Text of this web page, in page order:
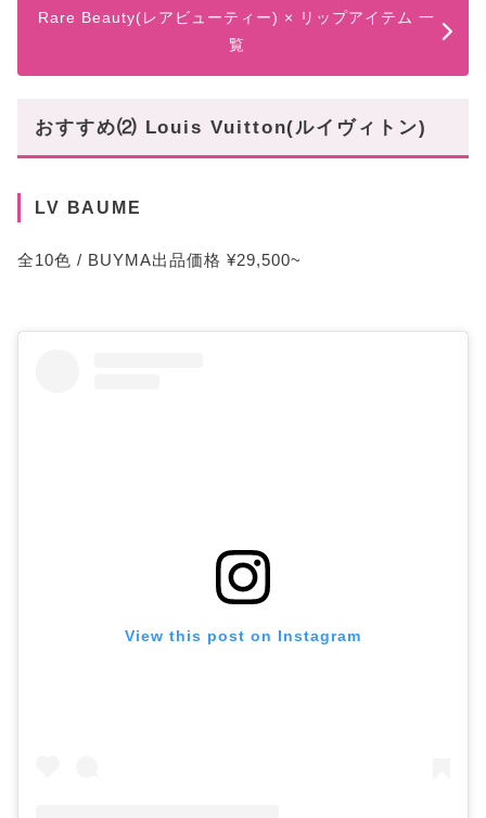
Rare Beauty(レアビューティー) × リップアイテム 一
覧
おすすめ⑵ Louis Vuitton(ルイヴィトン)
LV BAUME
全10色 / BUYMA出品価格 ¥29,500~
View this post on Instagram